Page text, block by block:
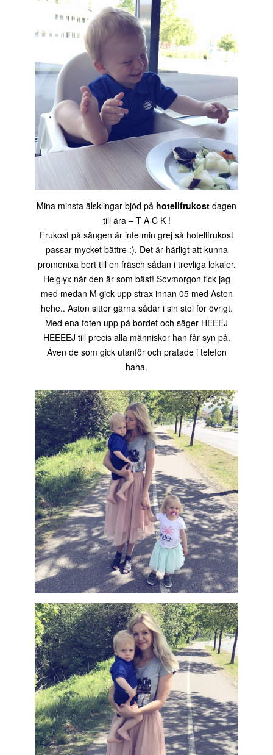
Mina minsta älsklingar bjöd på hotellfrukost dagen
till ära – T A C K !
Frukost på sängen är inte min grej så hotellfrukost
passar mycket bättre :). Det är härligt att kunna
promenixa bort till en fräsch sådan i trevliga lokaler.
Helglyx när den är som bäst! Sovmorgon fick jag
med medan M gick upp strax innan 05 med Aston
hehe.. Aston sitter gärna sådär i sin stol för övrigt.
Med ena foten upp på bordet och säger HEEEJ
HEEEEJ till precis alla människor han får syn på.
Även de som gick utanför och pratade i telefon
haha.